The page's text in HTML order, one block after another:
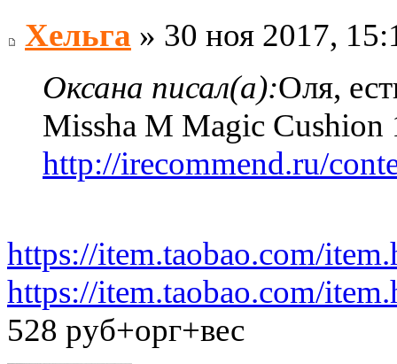
Хельга » 30 ноя 2017,
Оксана писал(а):Оля,
Missha M Magic Cushion
http://irecommend.ru/
https://item.taobao.com/
https://item.taobao.com/
528 руб+орг+вес